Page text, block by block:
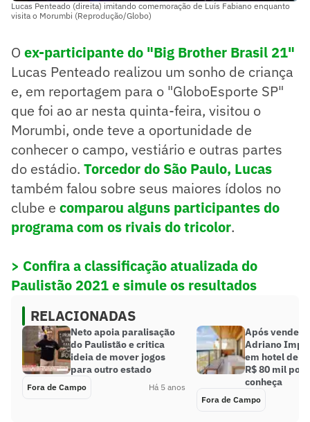
Lucas Penteado (direita) imitando comemoração de Luís Fabiano enquanto
visita o Morumbi (Reprodução/Globo)
O ex-participante do "Big Brother Brasil 21"
Lucas Penteado realizou um sonho de criança
e, em reportagem para o "GloboEsporte SP"
que foi ao ar nesta quinta-feira, visitou o
Morumbi, onde teve a oportunidade de
conhecer o campo, vestiário e outras partes
do estádio. Torcedor do São Paulo, Lucas
também falou sobre seus maiores ídolos no
clube e comparou alguns participantes do
programa com os rivais do tricolor.
> Confira a classificação atualizada do
Paulistão 2021 e simule os resultados
RELACIONADAS
Neto apoia paralisação
do Paulistão e critica
ideia de mover jogos
para outro estado
Fora de Campo Há 5 anos
Após vender
Adriano
em hotel de
R$ 80 mil por
conheça
Fora de Campo